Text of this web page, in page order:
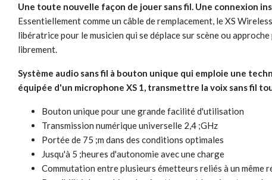
Une toute nouvelle façon de jouer sans fil. Une connexion
Essentiellement comme un câble de remplacement, le XS
libératrice pour le musicien qui se déplace sur scène ou
librement.
Système audio sans fil à bouton unique qui emploie une
équipée d'un microphone XS 1, transmettre la voix sans fil
Bouton unique pour une grande facilité d'utilisation
Transmission numérique universelle 2,4 ;GHz
Portée de 75 ;m dans des conditions optimales
Jusqu'à 5 ;heures d'autonomie avec une charge
Commutation entre plusieurs émetteurs reliés à un même